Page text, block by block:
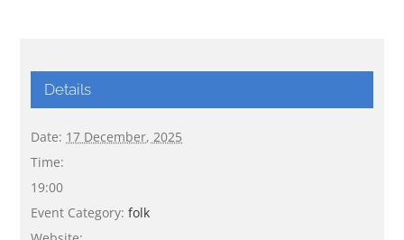
Details
Date: 17 December, 2025
Time:
19:00
Event Category: folk